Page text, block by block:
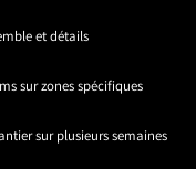
et détails
sur zones spécifiques
sur plusieurs semaines